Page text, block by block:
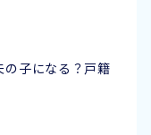
子になる？戸籍